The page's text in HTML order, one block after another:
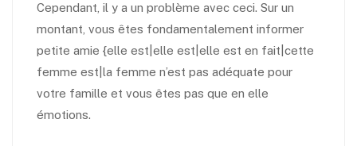
Cependant, il y a un problème avec ceci. Sur un
montant, vous êtes fondamentalement informer
petite amie {elle est|elle est|elle est en fait|cette
femme est|la femme n’est pas adéquate pour
votre famille et vous êtes pas que en elle
émotions.